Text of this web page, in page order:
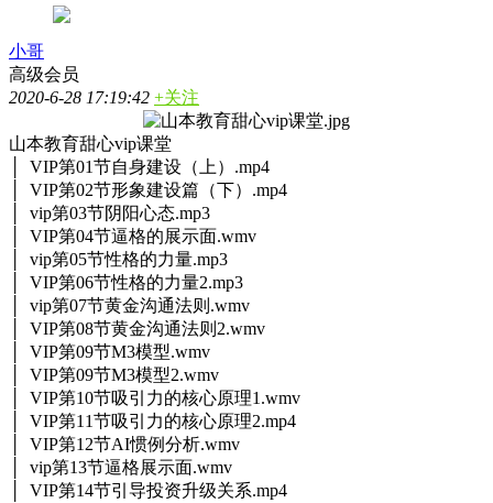
小哥
高级会员
2020-6-28 17:19:42 +关注
山本教育甜心vip课堂
│ VIP第01节自身建设（上）.mp4
│ VIP第02节形象建设篇（下）.mp4
│ vip第03节阴阳心态.mp3
│ VIP第04节逼格的展示面.wmv
│ vip第05节性格的力量.mp3
│ VIP第06节性格的力量2.mp3
│ vip第07节黄金沟通法则.wmv
│ VIP第08节黄金沟通法则2.wmv
│ VIP第09节M3模型.wmv
│ VIP第09节M3模型2.wmv
│ VIP第10节吸引力的核心原理1.wmv
│ VIP第11节吸引力的核心原理2.mp4
│ VIP第12节AI惯例分析.wmv
│ vip第13节逼格展示面.wmv
│ VIP第14节引导投资升级关系.mp4